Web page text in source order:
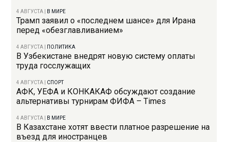
4 АВГУСТА В МИРЕ
Трамп заявил о «последнем шансе» для Ирана
перед «обезглавливанием»
4 АВГУСТА ПОЛИТИКА
В Узбекистане внедрят новую систему оплаты
труда госслужащих
4 АВГУСТА СПОРТ
АФК, УЕФА и КОНКАКАФ обсуждают создание
альтернативы турнирам ФИФА – Times
4 АВГУСТА В МИРЕ
В Казахстане хотят ввести платное разрешение на
въезд для иностранцев